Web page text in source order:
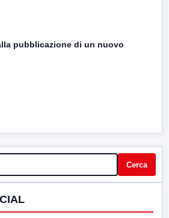
pubblicazione di un nuovo
Cerca